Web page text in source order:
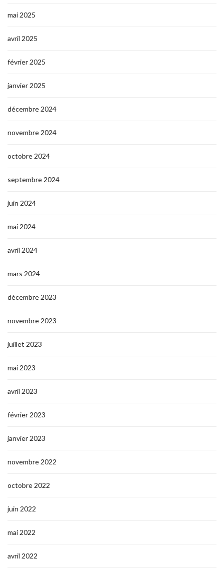
mai 2025
avril 2025
février 2025
janvier 2025
décembre 2024
novembre 2024
octobre 2024
septembre 2024
juin 2024
mai 2024
avril 2024
mars 2024
décembre 2023
novembre 2023
juillet 2023
mai 2023
avril 2023
février 2023
janvier 2023
novembre 2022
octobre 2022
juin 2022
mai 2022
avril 2022